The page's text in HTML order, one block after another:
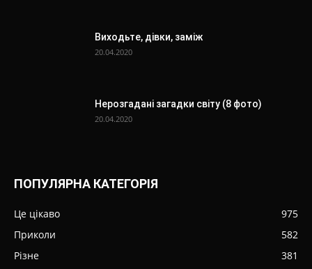
Виходьте, дівки, заміж
20.04.2020
Нерозгадані загадки світу (8 фото)
20.04.2020
ПОПУЛЯРНА КАТЕГОРІЯ
Це цікаво
975
Приколи
582
Різне
381